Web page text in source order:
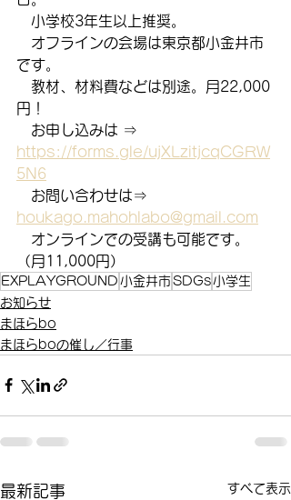
小学校3年生以上推奨。
オフラインの会場は東京都小金井市
です。
教材、材料費などは別途。月22,000
円！
お申し込みは ⇒
https://forms.gle/ujXLzitjcqCGRW
5N6
お問い合わせは⇒
houkago.mahohlabo@gmail.com
オンラインでの受講も可能です。
（月11,000円）
EXPLAYGROUND 小金井市 SDGs小学生
お知らせ
まほらbo
まほらboの催し／行事
最新記事 すべて表示